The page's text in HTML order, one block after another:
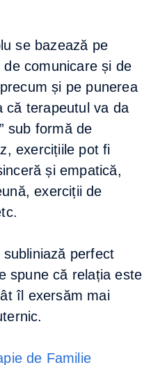
se bazează pe
comunicare și de
și pe punerea
că terapeutul va da
sub formă de
exercițiile pot fi
și empatică,
exerciții de
perfect
spune că relația este
îl exersăm mai
de Familie